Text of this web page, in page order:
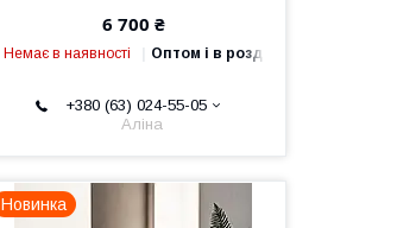
6 700 ₴
Немає в наявності Оптом і в роздріб
+380 (63) 024-55-05
Аліна
Новинка